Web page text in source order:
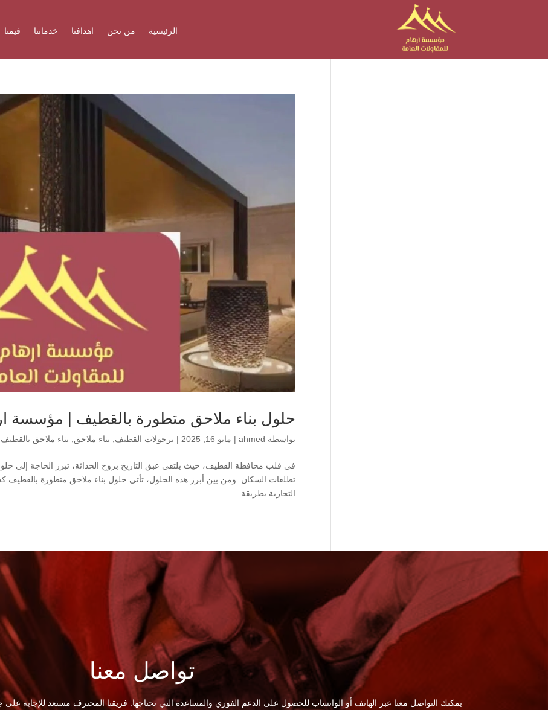
الرئيسية من نحن اهدافنا خدماتنا قيمنا
حلول بناء ملاحق متطورة بالقطيف | مؤسسة
بواسطة ahmed
| مايو 16, 2025 | برجولات القطيف, بناء ملاحق, بناء ملاحق بالقطيف
في قلب محافظة القطيف، حيث يلتقي عبق التاريخ بروح الحداثة، تبرز الحاجة إلى
تطلعات السكان. ومن بين أبرز هذه الحلول، تأتي حلول بناء ملاحق متطورة بالقطيف
التجارية بطريقة...
تواصل معنا
يمكنك التواصل معنا عبر الهاتف أو الواتساب للحصول على الدعم الفوري والمساعدة التي تحتاجها. فريقنا المحترف مستعد للإجابة